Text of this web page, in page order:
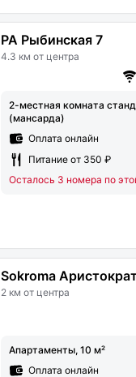
РА Рыбинская 7
4.3 км от центра
2-местная комната
(мансарда)
Оплата онлайн
Питание от 350 ₽
Осталось 3 номера по
Sokroma
2 км от центра
Апартаменты, 10 м²
Оплата онлайн